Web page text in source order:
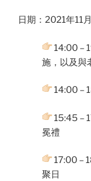
日期：2021年11
14:00 –
施，以及與
14:00 –
15:45 –
冕禮
17:00 –
聚日